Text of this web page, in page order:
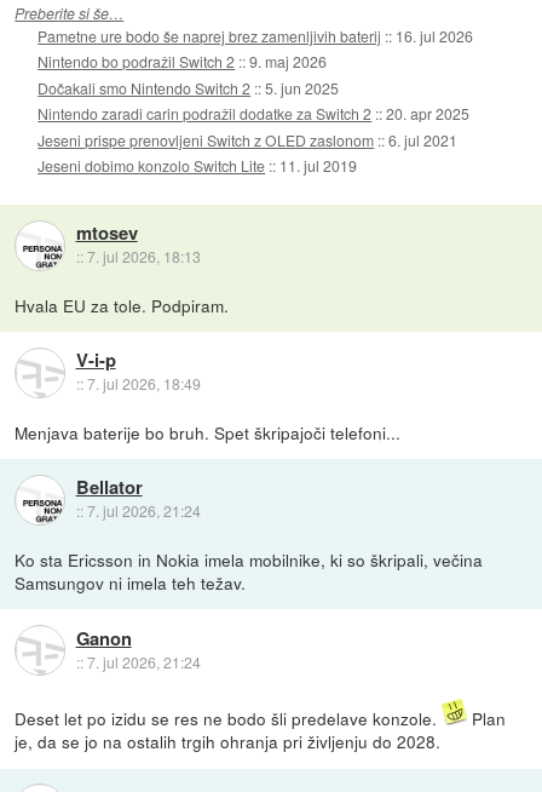
Preberite si še…
Pametne ure bodo še naprej brez zamenljivih baterij :: 16. jul 2026
Nintendo bo podražil Switch 2 ::9. maj 2026
Dočakali smo Nintendo Switch 2 ::5. jun 2025
Nintendo zaradi carin podražil dodatke za Switch 2 ::20. apr 2025
Jeseni prispe prenovljeni Switch z OLED zaslonom ::6. jul 2021
Jeseni dobimo konzolo Switch Lite :: 11. jul 2019
mtosev
::7. jul 2026, 18:13
Hvala EU za tole. Podpiram.
V-i-p
::7. jul 2026, 18:49
Menjava baterije bo bruh. Spet škripajoči telefoni...
Bellator
::7. jul 2026, 21:24
Ko sta Ericsson in Nokia imela mobilnike, ki so škripali, večina
Samsungov ni imela teh težav.
Ganon
::7. jul 2026, 21:24
Deset let po izidu se res ne bodo šli predelave konzole.
Plan
je, da se jo na ostalih trgih ohranja pri življenju do 2028.